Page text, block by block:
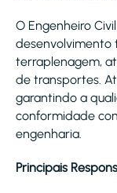
O Engenheiro
desenvolvimento
terraplenagem,
de transportes.
garantindo a
conformidade
engenharia.
Principais